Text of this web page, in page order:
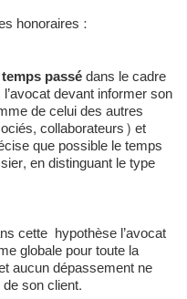
honoraires :
passédans le cadre
devant informer son
de celui des autres
collaborateurs) et
que possible le temps
en distinguant le type
cette hypothèse l’avocat
globale pour toute la
aucun dépassement ne
son client.